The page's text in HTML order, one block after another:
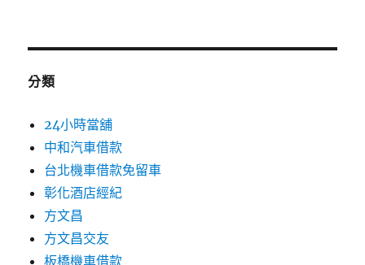
分類
24小時當舖
中和汽車借款
台北機車借款免留車
彰化酒店經紀
方文昌
方文昌交友
板橋機車借款